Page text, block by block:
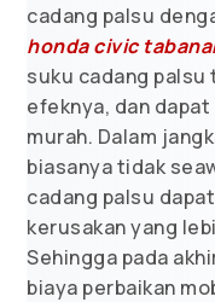
cadang palsu
honda civic
suku cadang
efeknya, dan
murah. Dalam
biasanya tidak
cadang palsu
kerusakan yang
Sehingga pada
biaya perbaikan